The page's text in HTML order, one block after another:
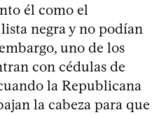
él como el
negra y no podían
uno de los
con cédulas de
la Republicana
la cabeza para que